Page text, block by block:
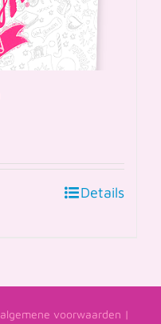
Details
algemene voorwaarden |